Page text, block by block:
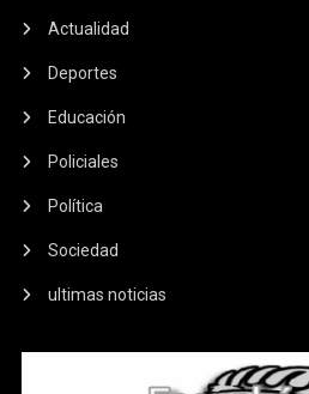
Actualidad
Deportes
Educación
Policiales
Política
Sociedad
ultimas noticias